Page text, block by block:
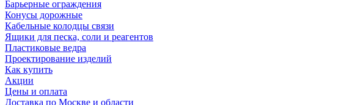
Барьерные ограждения
Конусы дорожные
Кабельные колодцы связи
Ящики для песка, соли и реагентов
Пластиковые ведра
Проектирование изделий
Как купить
Акции
Цены и оплата
Доставка по Москве и области